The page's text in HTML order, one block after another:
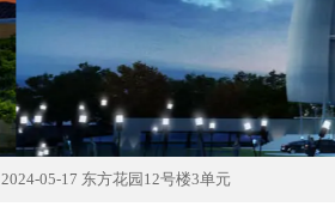
2024-05-17 东方花园12号楼3单元